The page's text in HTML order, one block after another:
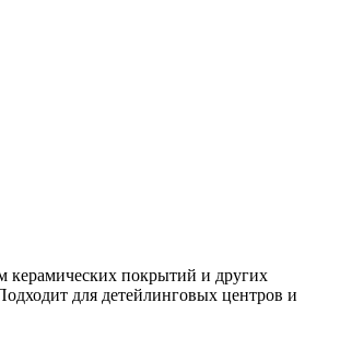
керамических покрытий и других
для детейлинговых центров и